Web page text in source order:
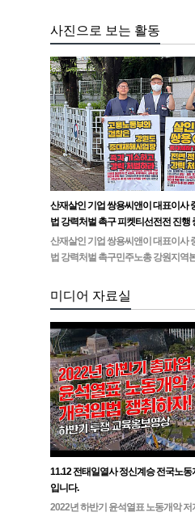
사진으로 보는 활동
산재살인 기업 쌍용씨앤이 대표이사
법 강력처벌 촉구 피켓티선전전 진행
산재살인 기업 쌍용씨앤이 대표이사
법 강력처벌 촉구민주노총 강원지역
미디어 자료실
11.12 전태일열사 정신계승 전국노
입니다.
2022년 하반기 윤석열표 노동개악 저